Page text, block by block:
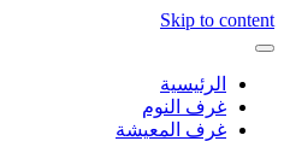
Skip to content
الرئيسية
غرف النوم
غرف المعيشة